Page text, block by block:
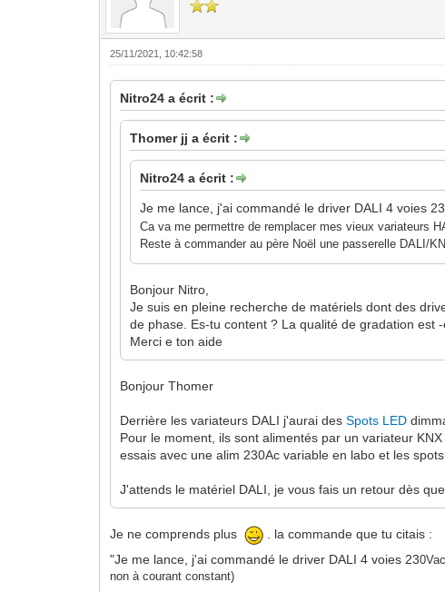
25/11/2021, 10:42:58
Nitro24 a écrit :
Thomer jj a écrit :
Nitro24 a écrit :
Je me lance, j'ai commandé le driver DALI 4 voies 23
Ca va me permettre de remplacer mes vieux variateurs
Reste à commander au père Noël une passerelle DALI/
Bonjour Nitro,
Je suis en pleine recherche de matériels dont des
de phase. Es-tu content ? La qualité de gradation
Merci e ton aide
Bonjour Thomer
Derrière les variateurs DALI j'aurai desSpots LED
Pour le moment, ils sont alimentés par un variateur
essais avec une alim 230Ac variable en labo et les
J'attends le matériel DALI, je vous fais un retour dès
Je ne comprends plus
. la commande que tu citais :
"Je me lance, j'ai commandé le driver DALI 4 voies 23
non à courant constant)